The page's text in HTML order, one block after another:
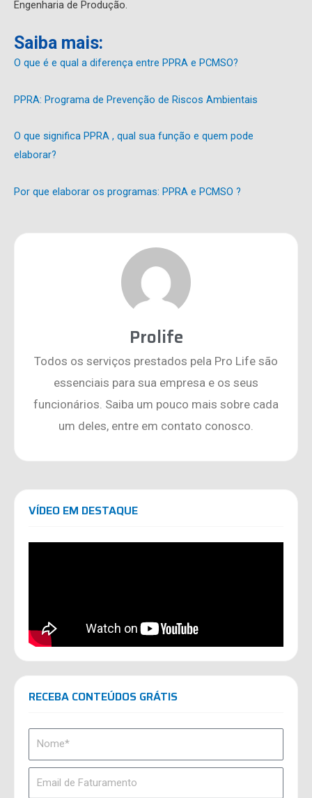
Engenharia de Produção.
Saiba mais:
O que é e qual a diferença entre PPRA e PCMSO?
PPRA: Programa de Prevenção de Riscos Ambientais
O que significa PPRA , qual sua função e quem pode
elaborar?
Por que elaborar os programas: PPRA e PCMSO ?
Prolife
Todos os serviços prestados pela Pro Life são
essenciais para sua empresa e os seus
funcionários. Saiba um pouco mais sobre cada
um deles, entre em contato conosco.
VÍDEO EM DESTAQUE
RECEBA CONTEÚDOS GRÁTIS